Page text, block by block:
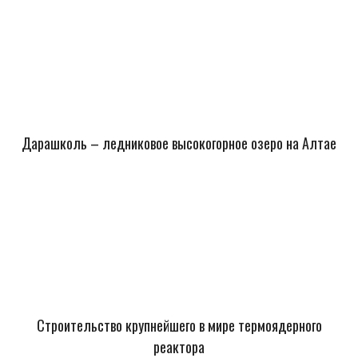
Дарашколь – ледниковое высокогорное озеро на Алтае
Строительство крупнейшего в мире термоядерного
реактора